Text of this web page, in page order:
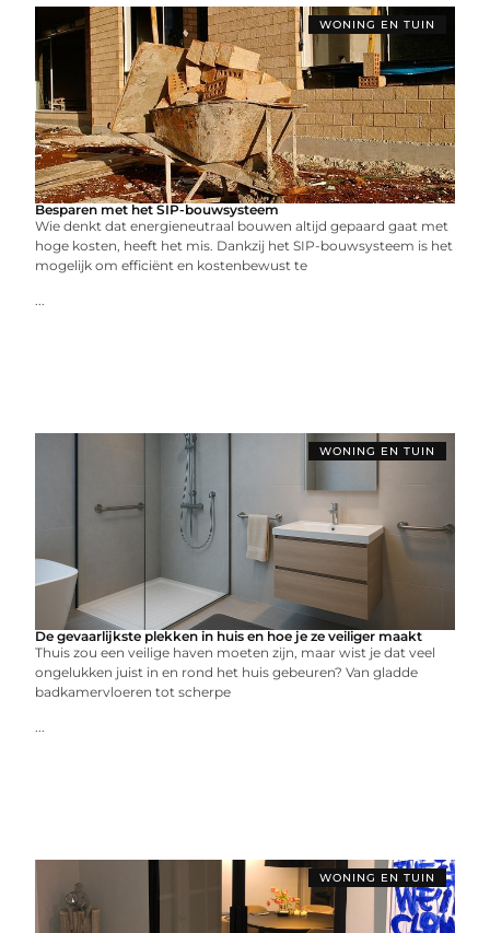
WONING EN TUIN
Besparen met het SIP-bouwsysteem
Wie denkt dat energieneutraal bouwen altijd gepaard gaat met
hoge kosten, heeft het mis. Dankzij het SIP-bouwsysteem is het
mogelijk om efficiënt en kostenbewust te
...
WONING EN TUIN
De gevaarlijkste plekken in huis en hoe je ze veiliger maakt
Thuis zou een veilige haven moeten zijn, maar wist je dat veel
ongelukken juist in en rond het huis gebeuren? Van gladde
badkamervloeren tot scherpe
...
WONING EN TUIN